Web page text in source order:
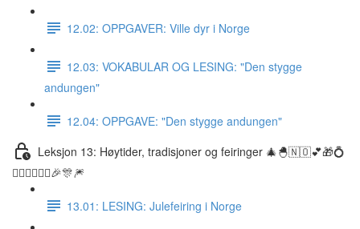
12.02: OPPGAVER: Ville dyr i Norge
12.03: VOKABULAR OG LESING: "Den stygge
andungen"
12.04: OPPGAVE: "Den stygge andungen"
Leksjon 13: Høytider, tradisjoner og feiringer 🎄🐣🇳🇴💕🎁💍
👰🏼‍♀️🤵🏽‍♂️🎉🎊🎆
13.01: LESING: Julefeiring i Norge